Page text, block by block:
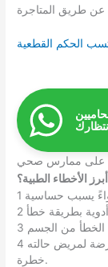
الحكم القطعية
على ممارس صحي
الأخطاء الطبية؟
4 إغفال نتائج اختبار مهم من قبل الطبيب أو الممرضة لمريض حالته
خطرة.